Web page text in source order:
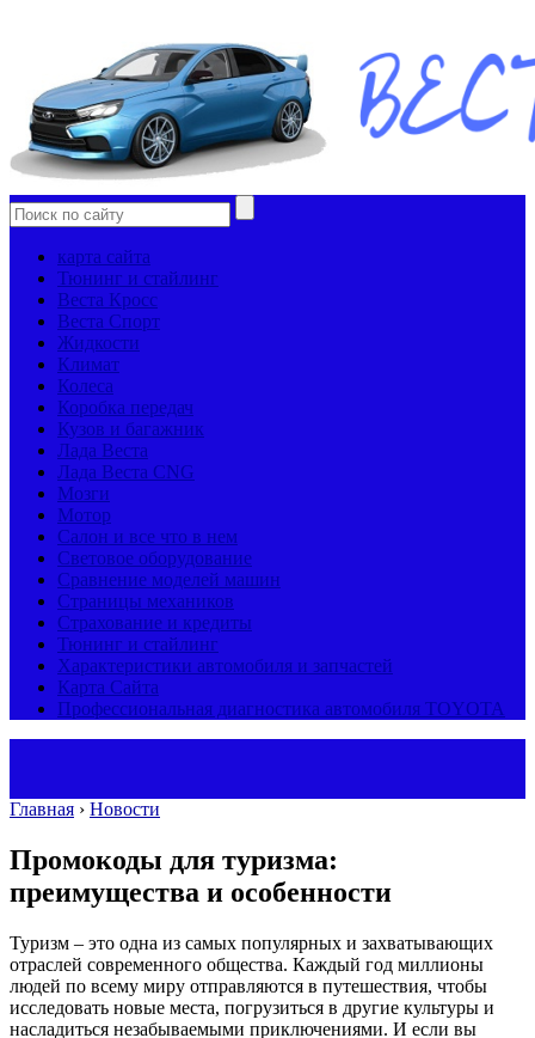
карта сайта
Тюнинг и стайлинг
Веста Кросс
Веста Спорт
Жидкости
Климат
Колеса
Коробка передач
Кузов и багажник
Лада Веста
Лада Веста CNG
Мозги
Мотор
Салон и все что в нем
Световое оборудование
Сравнение моделей машин
Страницы механиков
Страхование и кредиты
Тюнинг и стайлинг
Характеристики автомобиля и запчастей
Карта Сайта
Профессиональная диагностика автомобиля TOYOTA
Главная › Новости
Промокоды для туризма:
преимущества и особенности
Туризм – это одна из самых популярных и захватывающих
отраслей современного общества. Каждый год миллионы
людей по всему миру отправляются в путешествия, чтобы
исследовать новые места, погрузиться в другие культуры и
насладиться незабываемыми приключениями. И если вы